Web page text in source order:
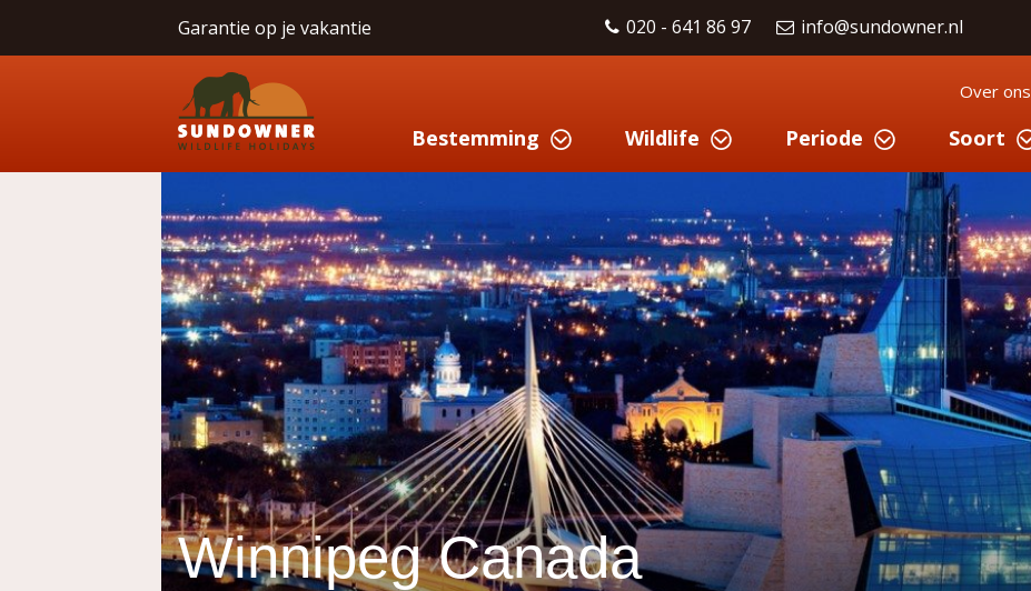
020 - 641 86 97 info@sundowner.nl
Garantie op je vakantie
Over ons
Bestemming Wildlife Periode Soort
Winnipeg Canada